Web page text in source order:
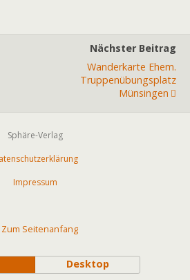
Nächster Beitrag
Wanderkarte Ehem.
Truppenübungsplatz
Münsingen
Sphäre-Verlag
Impressum
Zum Seitenanfang
Desktop